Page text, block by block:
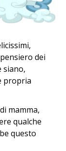
dei
siano,
propria
mamma,
qualche
questo